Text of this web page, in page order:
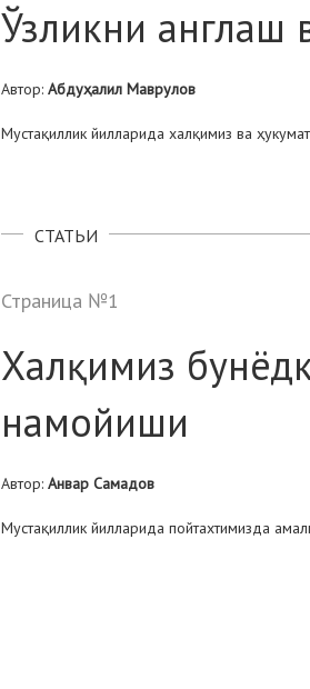
Ўзликни англаш
Автор: Абдуҳалил Маврулов
Мустақиллик йилларида халқимиз ва
СТАТЬИ
Страница №1
Халқимиз
намойиши
Автор: Анвар Самадов
Мустақиллик йилларида пойтахтимизда